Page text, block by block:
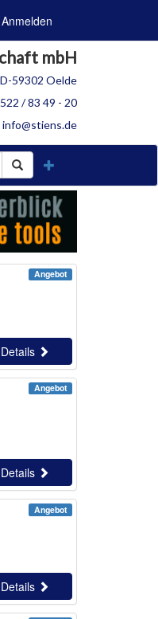
Anmelden
mbH
59302 Oelde
/ 83 49 - 20
info@stiens.de
Angebot
Details
Angebot
Details
Angebot
Details